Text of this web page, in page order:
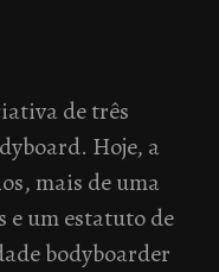
de três
Hoje, a
mais de uma
e um estatuto de
bodyboarder